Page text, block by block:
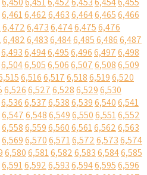
6,4616,4626,4636,4646,4656,466
6,4726,4736,4746,4756,476
6,4826,4836,4846,4856,4866,487
6,4936,4946,4956,4966,4976,498
6,5046,5056,5066,5076,5086,509
6,5166,5176,5186,5196,520
6,5266,5276,5286,5296,530
6,5366,5376,5386,5396,5406,541
6,5476,5486,5496,5506,5516,552
6,5586,5596,5606,5616,5626,563
6,5696,5706,5716,5726,5736,574
6,5806,5816,5826,5836,5846,585
6,5916,5926,5936,5946,5956,596